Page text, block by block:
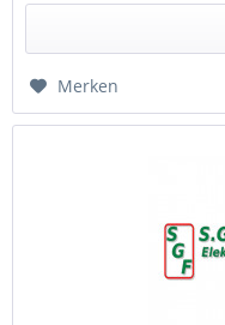
Merken